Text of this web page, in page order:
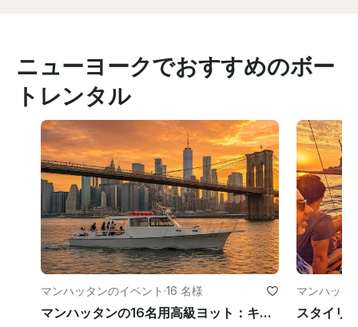
ニューヨークでおすすめのボー
トレンタル
マンハッタンのイベント ·16 名様
マンハッタンの16名用高級ヨット：キャプテン付き！
マンハッタ